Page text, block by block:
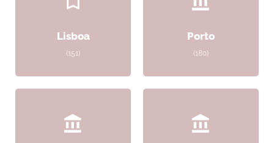
Lisboa
(151)
Porto
(180)